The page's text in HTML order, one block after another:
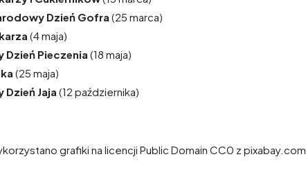
Dzień Gofra (25 marca)
(4 maja)
Dzień Pieczenia (18 maja)
(25 maja)
Jaja (12 października)
grafiki na licencji Public Domain CC0 z pixabay.com